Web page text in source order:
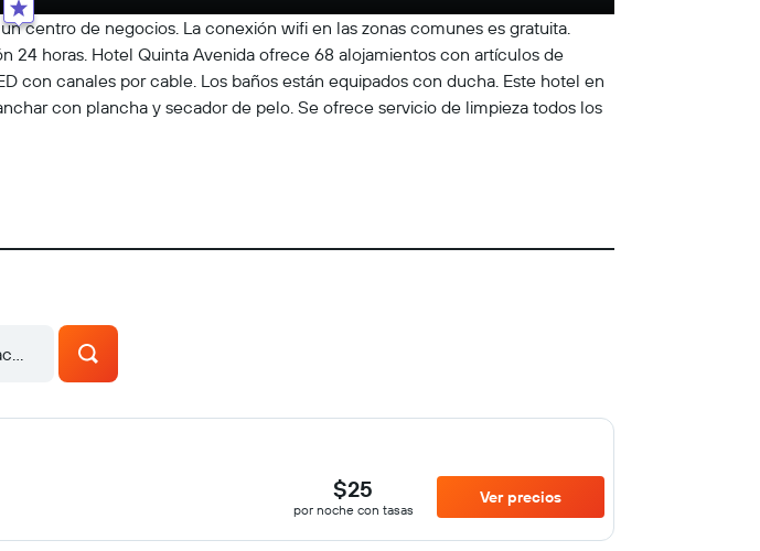
centro de negocios. La conexión wifi en las zonas comunes es gratuita.
24 horas. Hotel Quinta Avenida ofrece 68 alojamientos con artículos de
con canales por cable. Los baños están equipados con ducha. Este hotel en
con plancha y secador de pelo. Se ofrece servicio de limpieza todos los
$25
por noche con tasas
Ver precios